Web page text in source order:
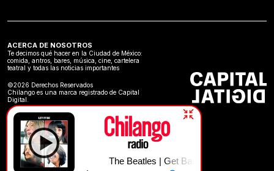
The Beatles | Get Back
ACERCA DE NOSOTROS
Te decimos qué hacer en la Ciudad de México:
comida, antros, bares, música, cine, cartelera
teatral y todas las noticias importantes
©2026 Derechos Reservados
Chilango es una marca registrado de Capital
Digital.